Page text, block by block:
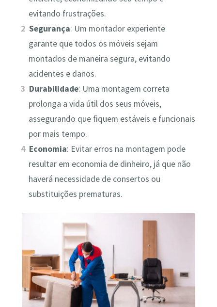
evitando frustrações.
Segurança: Um montador experiente
garante que todos os móveis sejam
montados de maneira segura, evitando
acidentes e danos.
Durabilidade: Uma montagem correta
prolonga a vida útil dos seus móveis,
assegurando que fiquem estáveis e funcionais
por mais tempo.
Economia: Evitar erros na montagem pode
resultar em economia de dinheiro, já que não
haverá necessidade de consertos ou
substituições prematuras.